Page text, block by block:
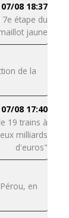
07/08 18:37
étape du
jaune
de la
07/08 17:40
19 trains à
milliards
d'euros"
en